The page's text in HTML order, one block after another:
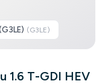
(G3LE)
1.6 T-GDI HEV